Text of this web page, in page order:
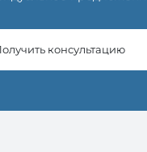
консультацию